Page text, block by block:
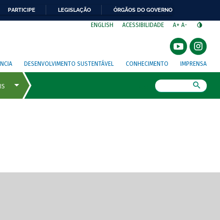
PARTICIPE LEGISLAÇÃO ÓRGÃOS DO GOVERNO
ENGLISH ACESSIBILIDADE A+ A-
DESENVOLVIMENTO SUSTENTÁVEL CONHECIMENTO IMPRENSA
de tela